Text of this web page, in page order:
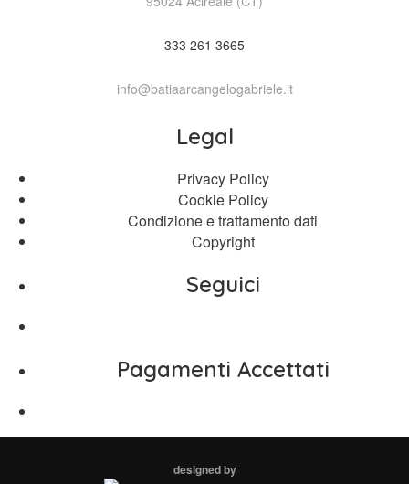
333 261 3665
info@batiaarcangelogabriele.it
Legal
Privacy Policy
Cookie Policy
Condizione e trattamento dati
Copyright
Seguici
Pagamenti Accettati
designed by